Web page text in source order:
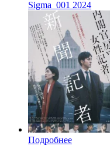
Sigma_001 2024
Подробнее